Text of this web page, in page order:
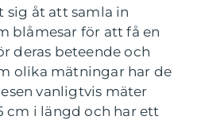
sig åt att samla in
blåmesar för att få en
deras beteende och
olika mätningar har de
vanligtvis mäter
cm i längd och har ett